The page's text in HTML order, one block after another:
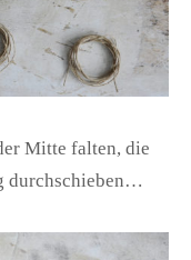
Mitte falten, die
durchschieben…